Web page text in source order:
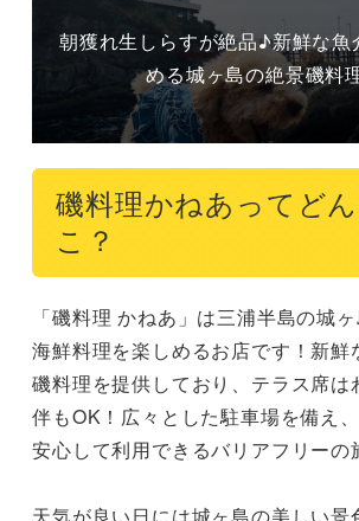
朝獲れ生しらすが絶品♪新鮮な魚
める城ヶ島の絶景磯料
磯料理かねあってどん
こ？
「磯料理 かねあ」は三浦半島の城ヶ
海鮮料理を楽しめるお店です！新鮮
磯料理を提供しており、テラス席は
伴もOK！広々とした駐車場を備え
安心して利用できるバリアフリーの
天気が良い日には城ヶ島の美しい景